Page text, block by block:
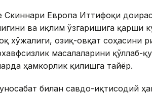
Скиннари Европа Иттифоқи
ва иқлим ўзгаришига қарши
хўжалиги, озиқ-овқат соҳасини
масалаларини
ҳамкорлик қилишга тайёр.
билан савдо-иқтисодий